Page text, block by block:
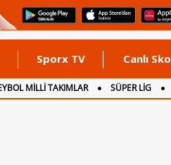
Sporx TV Canlı
MİLLİ TAKIMLAR SÜPER LİG